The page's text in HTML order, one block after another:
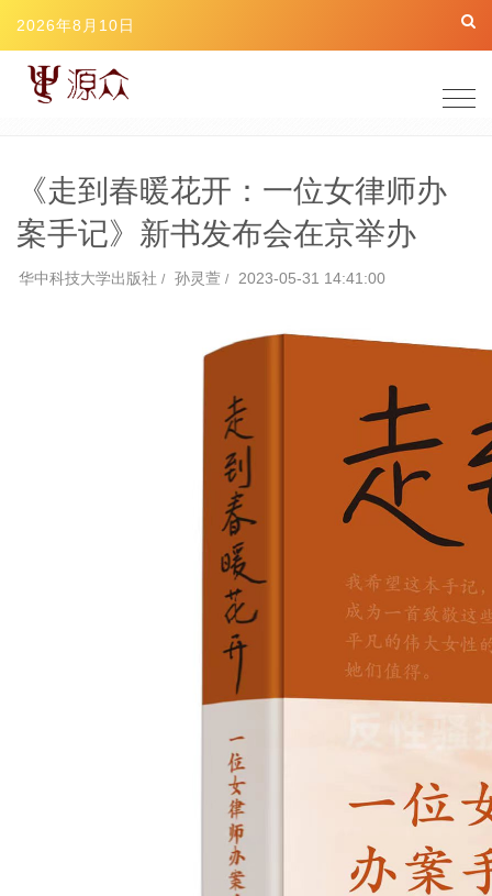
2026年8月10日
《走到春暖花开：一位女律师办
案手记》新书发布会在京举办
华中科技大学出版社 孙灵萱 2023-05-31 14:41:00